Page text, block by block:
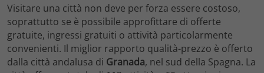
Visitare una città non deve per forza essere costoso,
soprattutto se è possibile approfittare di offerte
gratuite, ingressi gratuiti o attività particolarmente
convenienti. Il miglior rapporto qualità-prezzo è offerto
dalla città andalusa di Granada, nel sud della Spagna. La